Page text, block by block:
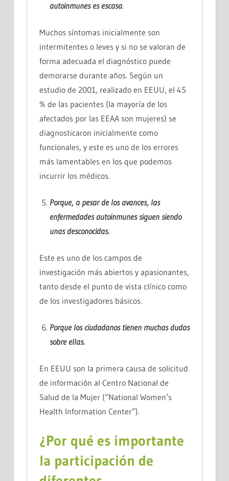
autoinmunes esescasa.
Muchos síntomas inicialmente son
intermitentes o leves y si no se valoran de
forma adecuada el diagnóstico puede
demorarse durante años. Según un
estudio de 2001, realizado en EEUU, el 45
% de las pacientes (la mayoría de los
afectados por las EEAA son mujeres) se
diagnosticaron inicialmente como
funcionales, y este es uno de los errores
más lamentables en los que podemos
incurrir los médicos.
Porque, a pesar de los avances, las
enfermedades autoinmunes siguen siendo
unasdesconocidas.
Este es uno de los campos de
investigación más abiertos y apasionantes,
tanto desde el punto de vista clínico como
de los investigadores básicos.
Porque los ciudadanos tienen muchas dudas
sobre ellas.
En EEUU son la primera causa de solicitud
de información al Centro Nacional de
Salud de la Mujer (“National Women’s
Health Information Center”).
¿Por qué es importante
la participación de